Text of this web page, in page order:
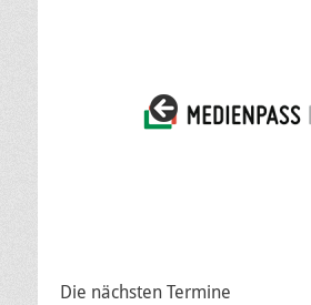
Die nächsten Termine